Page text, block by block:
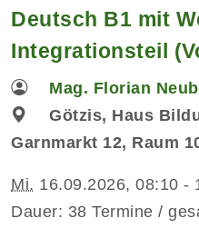
Deutsch B1 mit
Integrationsteil
Mag. Florian
Götzis, Haus
Garnmarkt 12, Raum
Mi. 16.09.2026, 08:10 -
Dauer: 38 Termine /